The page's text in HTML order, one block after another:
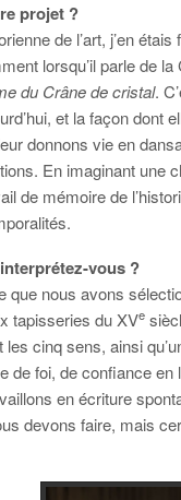
projet ?
de l’art, j’en étais
lorsqu’il parle de
du Crâne de cristal.
et la façon dont
donnons vie en
En imaginant une
de mémoire de
vous ?
que nous avons
tapisseries du XVe
cinq sens, ainsi
de foi, de confiance
en écriture
devons faire, mais